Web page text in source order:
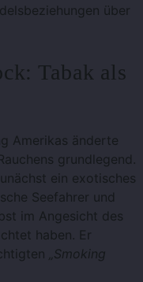
über
Tabak als
Amerikas änderte
grundlegend.
ein exotisches
Seefahrer und
im Angesicht des
haben. Er
„Smoking